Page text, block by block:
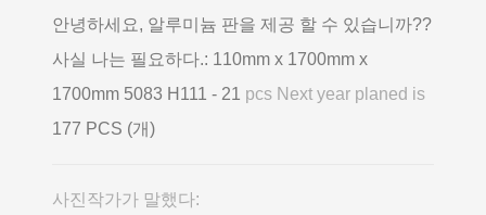
안녕하세요, 알루미늄 판을 제공 할 수 있습니까??
사실 나는 필요하다.: 110mm x 1700mm x
1700mm 5083 H111 - 21 pcs Next year planed is
177 PCS (개)
사진작가가 말했다: